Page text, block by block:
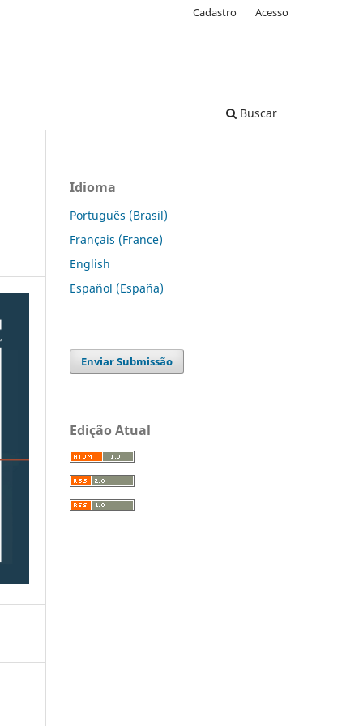
Buscar
Cadastro Acesso
Idioma
Português (Brasil)
Français (France)
English
Español (España)
Enviar Submissão
Edição Atual